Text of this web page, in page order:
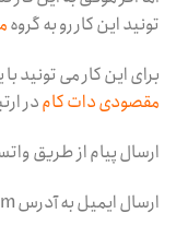
تونید این کار رو به گروه
برای این کار می تونید
مقصودی دات کامدر
ارسال پیام از طریق واتساپ به
ارسال ایمیل به آدرس info[@]maqsoudi.com